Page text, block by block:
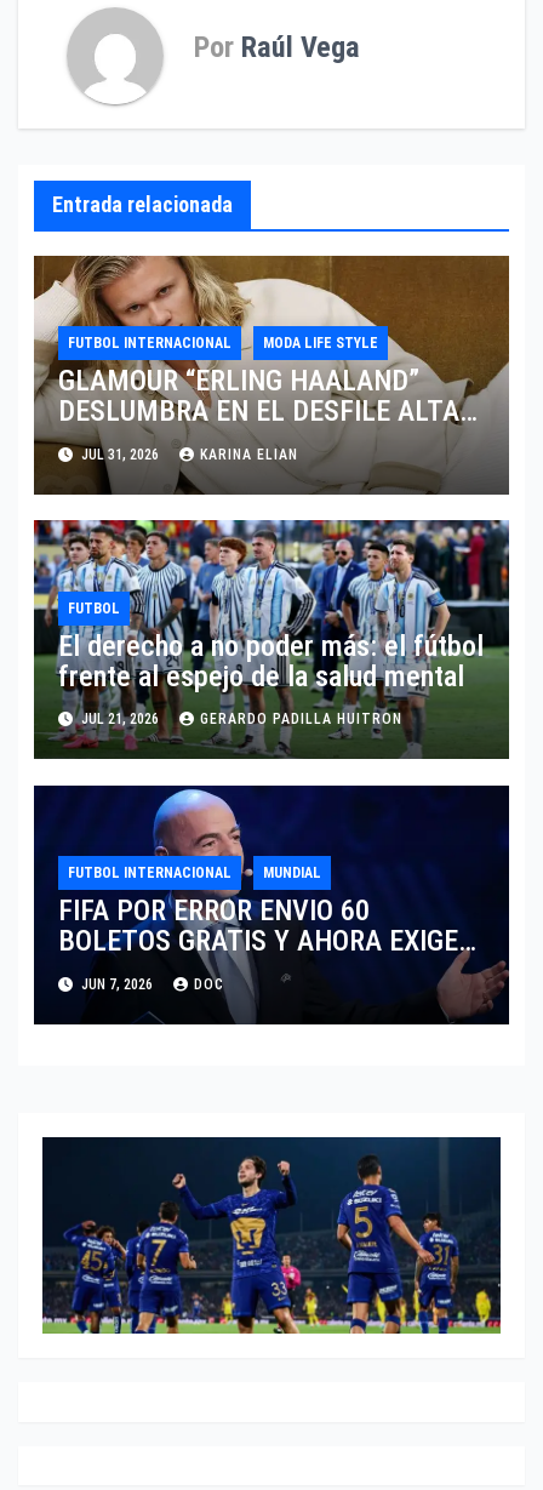
Por Raúl Vega
Entrada relacionada
FUTBOL INTERNACIONAL MODA LIFE STYLE
GLAMOUR “ERLING HAALAND”
DESLUMBRA EN EL DESFILE ALTA
SARTORIA DE DOLCE & GABBANA
TRAS EL MUNDIAL 2026
JUL 31, 2026 KARINA ELIAN
FUTBOL
El derecho a no poder más: el fútbol
frente al espejo de la salud mental
JUL 21, 2026 GERARDO PADILLA HUITRON
FUTBOL INTERNACIONAL MUNDIAL
FIFA POR ERROR ENVIO 60
BOLETOS GRATIS Y AHORA EXIGE
COBRO.
JUN 7, 2026 DOC